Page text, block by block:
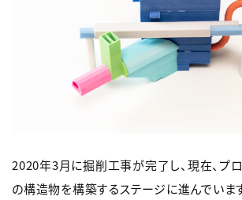
2020年3月に掘削工事が完了し、現在、プ
の構造物を構築するステージに進んでいま